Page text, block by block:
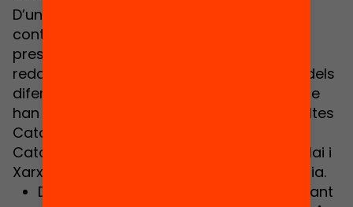
D’una banda, aprofundirem sobre els
continguts de la publicació amb la
presentació d’
redactor de la publicació i representants dels
diferents moviments de lleure educatiu que
han participat en la seva elaboració: Escoltes
Catalans, Minyons Escoltes i Guies de
Catalunya, Fundació Pere Tarrés, Fundesplai i
Xarxa d’Entitats d’Acció Social i Comunitària.
De l’altra, comptarem amb un interessant